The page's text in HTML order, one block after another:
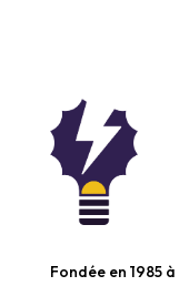
Fondée en 1985